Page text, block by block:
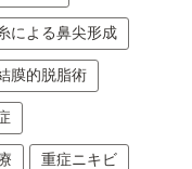
による鼻尖形成
膜的脱脂術
重症ニキビ